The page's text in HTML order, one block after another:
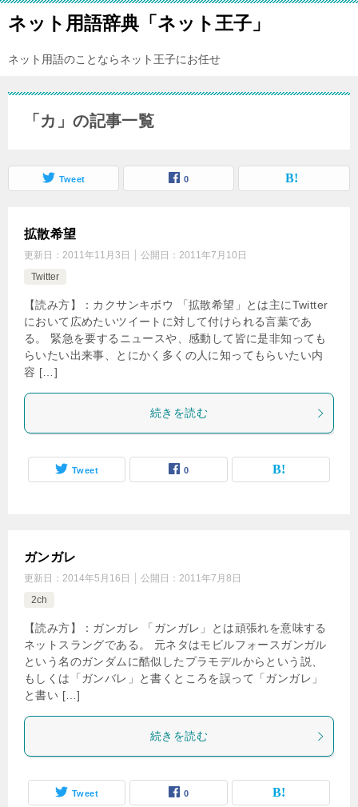
ネット用語辞典「ネット王子」
ネット用語のことならネット王子にお任せ
「カ」の記事一覧
Tweet 0
拡散希望
更新日： 2011年11月3日 公開日： 2011年7月10日
Twitter
【読み方】：カクサンキボウ 「拡散希望」とは主にTwitter
において広めたいツイートに対して付けられる言葉であ
る。 緊急を要するニュースや、感動して皆に是非知っても
らいたい出来事、とにかく多くの人に知ってもらいたい内
容 […]
続きを読む
Tweet 0
ガンガレ
更新日： 2014年5月16日 公開日： 2011年7月8日
2ch
【読み方】：ガンガレ 「ガンガレ」とは頑張れを意味する
ネットスラングである。 元ネタはモビルフォースガンガル
という名のガンダムに酷似したプラモデルからという説、
もしくは「ガンバレ」と書くところを誤って「ガンガレ」
と書い […]
続きを読む
Tweet 0